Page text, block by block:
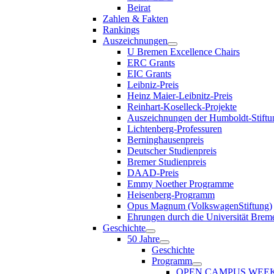
Beirat
Zahlen & Fakten
Rankings
Auszeichnungen
U Bremen Excellence Chairs
ERC Grants
EIC Grants
Leibniz-Preis
Heinz Maier-Leibnitz-Preis
Reinhart-Koselleck-Projekte
Auszeichnungen der Humboldt-
Lichtenberg-Professuren
Berninghausenpreis
Deutscher Studienpreis
Bremer Studienpreis
DAAD-Preis
Emmy Noether Programme
Heisenberg-Programm
Opus Magnum (VolkswagenStiftung)
Ehrungen durch die Universität
Geschichte
50 Jahre
Geschichte
Programm
OPEN CAMPUS